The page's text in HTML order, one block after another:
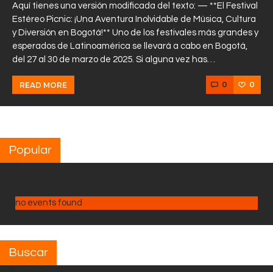
Aquí tienes una versión modificada del texto: — **El Festival
Estéreo Picnic: ¡Una Aventura Inolvidable de Música, Cultura
y Diversión en Bogotá!** Uno de los festivales más grandes y
esperados de Latinoamérica se llevará a cabo en Bogotá,
del 27 al 30 de marzo de 2025. Si alguna vez has…
READ MORE 0 0
Popular
no events found
Buscar